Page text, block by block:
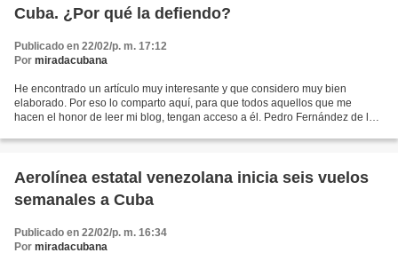
Cuba. ¿Por qué la defiendo?
Publicado en 22/02/p. m. 17:12
Por miradacubana
He encontrado un artículo muy interesante y que considero muy bien
elaborado. Por eso lo comparto aquí, para que todos aquellos que me
hacen el honor de leer mi blog, tengan acceso a él. Pedro Fernández de las
Aerolínea estatal venezolana inicia seis vuelos
semanales a Cuba
Publicado en 22/02/p. m. 16:34
Por miradacubana